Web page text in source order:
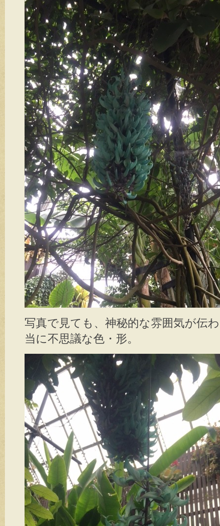
写真で見ても、神秘的な雰囲気が伝
当に不思議な色・形。